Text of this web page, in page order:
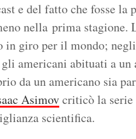
e del fatto che fosse la
nella prima stagione.
in giro per il mondo;
gli americani abituati a
da un americano sia
Asimovcriticò la serie
scientifica.